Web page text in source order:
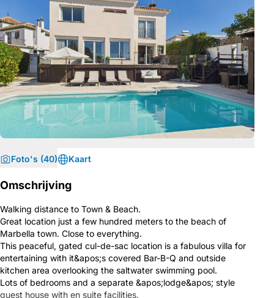
Foto's (40) Kaart
Omschrijving
Walking distance to Town & Beach.
Great location just a few hundred meters to the beach of
Marbella town. Close to everything.
This peaceful, gated cul-de-sac location is a fabulous villa for
entertaining with it&apos;s covered Bar-B-Q and outside
kitchen area overlooking the saltwater swimming pool.
Lots of bedrooms and a separate &apos;lodge&apos; style
guest house with en suite facilities.